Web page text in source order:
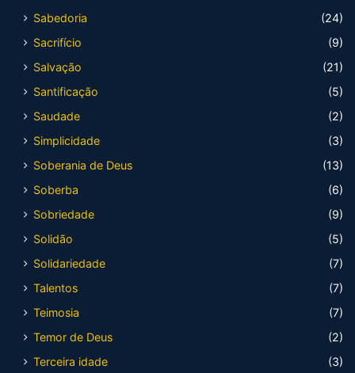
Sabedoria
(24)
Sacrifício
(9)
Salvação
(21)
Santificação
(5)
Saudade
(2)
Simplicidade
(3)
Soberania de Deus
(13)
Soberba
(6)
Sobriedade
(9)
Solidão
(5)
Solidariedade
(7)
Talentos
(7)
Teimosia
(7)
Temor de Deus
(2)
Terceira idade
(3)